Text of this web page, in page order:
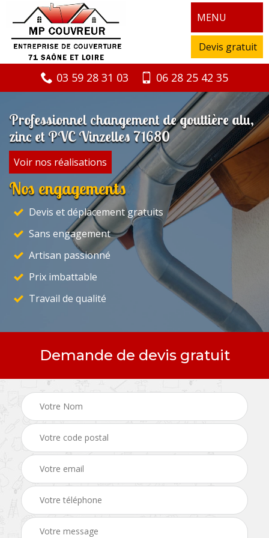
MENU
Devis gratuit
03 59 28 31 03 06 28 25 42 35
Professionnel changement de gouttière alu,
zinc et PVC Vinzelles 71680
Voir nos réalisations
Nos engagements
Devis et déplacement gratuits
Sans engagement
Artisan passionné
Prix imbattable
Travail de qualité
Demande de devis gratuit